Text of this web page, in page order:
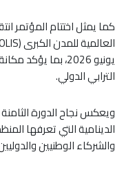
كما يمثل اختتام المؤتمر
يونيو 2026، بما
الترابي الدولي.
الدينامية التي تعرفها
والشركاء الوطنيين